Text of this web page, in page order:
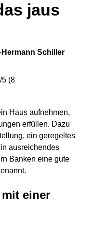
jaus
Schiller
5 (8
Haus aufnehmen,
erfüllen. Dazu
ein geregeltes
ausreichendes
Banken eine gute
einer